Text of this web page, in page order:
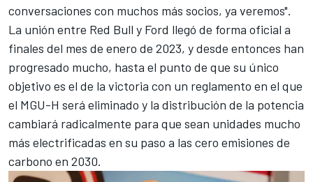
conversaciones con muchos más socios, ya veremos".
La unión entre Red Bull y Ford llegó de forma oficial a
finales del mes de enero de 2023, y desde entonces han
progresado mucho, hasta el punto de que su único
objetivo es el de la victoria con un reglamento en el que
el MGU-H será eliminado y la distribución de la potencia
cambiará radicalmente para que sean unidades mucho
más electrificadas en su paso a las cero emisiones de
carbono en 2030.